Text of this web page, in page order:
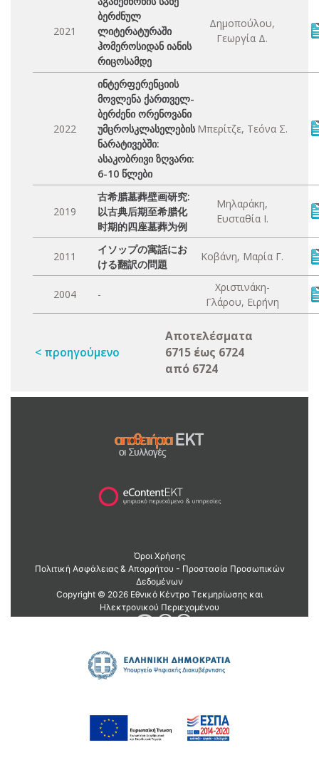
2021
ბერძნულ
ლიტერატურაში
ჰომეროსიდან იანის
რიცოსამდე
Δημοπούλου,
Γεωργία Δ.
2022
ინტერფერენციის
მოვლენა ქართველ-
ბერძენი ორენოვანი
უმცროსკლასელების
ნარატივებში:
ასაკობრივი ზღვარი:
6-10 წლები
Μπερίτζε, Τεόνα Σ.
2019
古希腊墓葬壁画研究:
以古典后期至希腊化
时期的四座墓葬为例
Μηλαράκη,
Ευσταθία Ι.
2011
イソップの寓話にお
ける翻訳の問題
Κοβάνη, Μαρία Γ.
2004 -
Χριστινάκη-
Γλάρου, Ειρήνη
< προηγούμενο
Αποτελέσματα
6715 έως 6724
από 6724